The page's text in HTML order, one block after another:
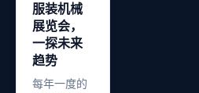
服装机械
展览会，
一探未来
趋势
每年一度的